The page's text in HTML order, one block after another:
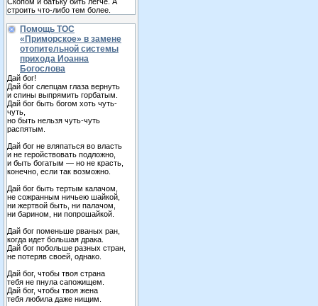
строить что-либо тем более.
Помощь ТОС
«Приморское» в замене
отопительной системы
прихода Иоанна
Богослова
Дай бог!
Дай бог слепцам глаза вернуть
и спины выпрямить горбатым.
Дай бог быть богом хоть чуть-
чуть,
но быть нельзя чуть-чуть
распятым.
Дай бог не вляпаться во власть
и не геройствовать подложно,
и быть богатым — но не красть,
конечно, если так возможно.
Дай бог быть тертым калачом,
не сожранным ничьею шайкой,
ни жертвой быть, ни палачом,
ни барином, ни попрошайкой.
Дай бог поменьше рваных ран,
когда идет большая драка.
Дай бог побольше разных стран,
не потеряв своей, однако.
Дай бог, чтобы твоя страна
тебя не пнула сапожищем.
Дай бог, чтобы твоя жена
тебя любила даже нищим.